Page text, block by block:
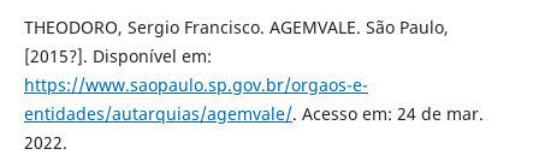
THEODORO, Sergio Francisco. AGEMVALE. São Paulo,
[2015?]. Disponível em:
https://www.saopaulo.sp.gov.br/orgaos-e-
entidades/autarquias/agemvale/. Acesso em: 24 de mar.
2022.